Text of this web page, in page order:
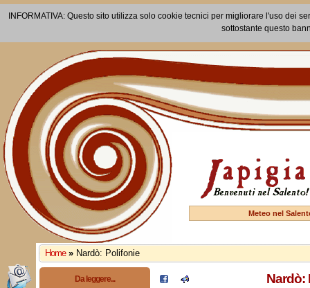
INFORMATIVA: Questo sito utilizza solo cookie tecnici per migliorare l'uso dei
sottostante questo
Meteo nel
Home » Nardò: Polifonie
Da leggere... Nardò: